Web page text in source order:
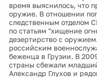
время выяснилось, что
оружие. В отношении
следственным отделом
по статьям "хищение
дезертирство с
российским
беженца в Грузии. В
страны сбежали
Александр Глухов и